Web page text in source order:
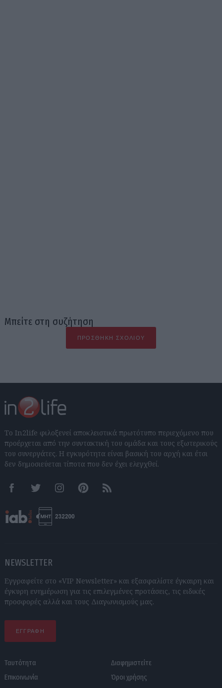
Μπείτε στη συζήτηση
ΠΡΟΣΘΉΚΗ ΣΧΟΛΊΟΥ
Το In2life φιλοξενεί αποκλειστικά πρωτότυπο περιεχόμενο που
προέρχεται από την συντακτική του ομάδα και τους εξωτερικούς
του συνεργάτες. Η εγκυρότητα είναι βασική του αρχή και έτσι
δεν δημοσιεύεται τίποτα που δεν έχει ελεγχθεί.
FacebookTwitter InstagramPinterestRSS feeds
NEWSLETTER
Εγγραφείτε στο «VIP Newsletter» και εξασφαλίστε έγκαιρη και
έγκυρη ενημέρωση για τις επιλεγμένες προτάσεις, τις ειδικές
προσφορές αλλά και τους Διαγωνισμούς μας.
ΕΓΓΡΑΦΗ
Ταυτότητα
Επικοινωνία
Διαφημιστείτε
Όροι χρήσης